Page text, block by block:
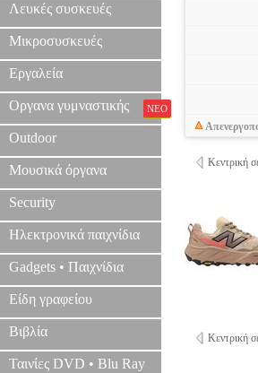
Λευκές συσκευές
Μικροσυσκευές
Εργαλεία
Οργανα γυμναστικής ΝΕΟ
Outdoor
Μουσικά όργανα
Security
Ηλεκτρονικά παιχνίδια
Gadgets • Παιχνίδια
Είδη γραφείου
Βιβλία
Ταινίες DVD • Blu Ray
Κεντρική
Κεντρική